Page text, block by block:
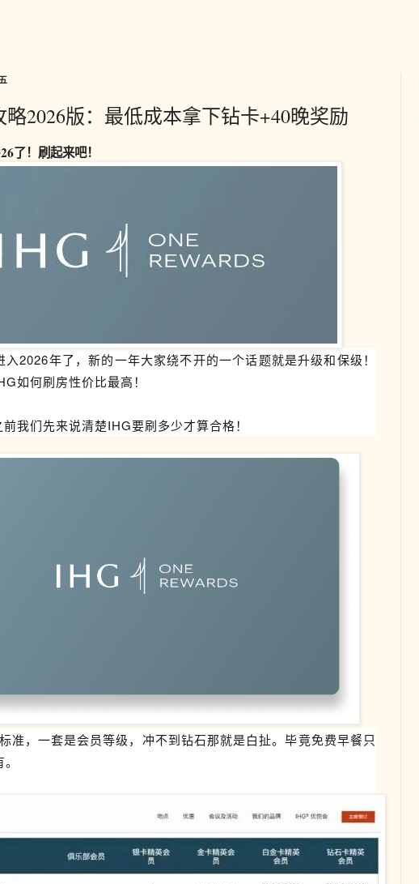
2026版：最低成本拿下钻卡+40晚奖励
了！刷起来吧！
入2026年了，新的一年大家绕不开的一个话题就是升级和保级！
如何刷房性价比最高！
我们先来说清楚IHG要刷多少才算合格！
准，一套是会员等级，冲不到钻石那就是白扯。毕竟免费早餐只